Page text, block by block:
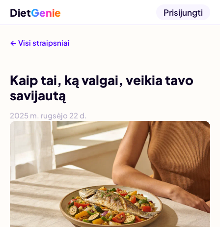
DietGenie Prisijungti
← Visi straipsniai
Kaip tai, ką valgai, veikia tavo
savijautą
2025 m. rugsėjo 22 d.